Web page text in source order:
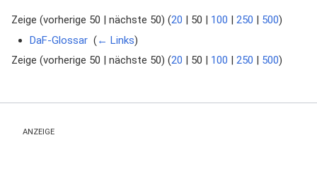
Zeige (vorherige 50 nächste 50) (20 50 100 250 500)
DaF-Glossar‎ (← Links)
Zeige (vorherige 50 | nächste 50) (20 | 50 | 100 | 250 | 500)
ANZEIGE